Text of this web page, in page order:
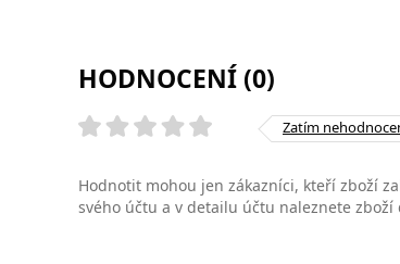
HODNOCENÍ (0)
Zatím
Hodnotit mohou jen zákazníci, kteří zboží
svého účtu a v detailu účtu naleznete